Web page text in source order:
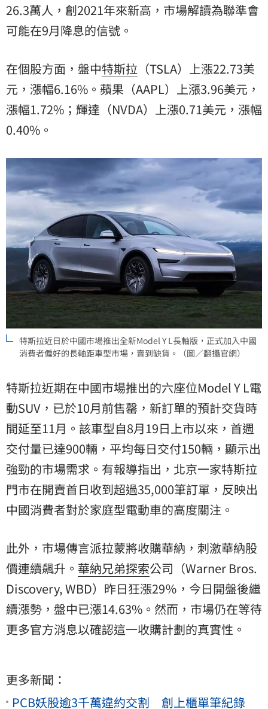
26.3萬人，創2021年來新高，市場解讀為聯準會
可能在9月降息的信號。
在個股方面，盤中特斯拉 （TSLA）上漲22.73美
元，漲幅6.16%。蘋果（AAPL）上漲3.96美元，
漲幅1.72%；輝達（NVDA）上漲0.71美元，漲幅
0.40%。
特斯拉近日於中國市場推出全新Model Y L長軸版，正式加入中國
消費者偏好的長軸距車型市場，賣到缺貨。（圖／翻攝官網）
特斯拉近期在中國市場推出的六座位Model Y L電
動SUV，已於10月前售罄，新訂單的預計交貨時
間延至11月。該車型自8月19日上市以來，首週
交付量已達900輛，平均每日交付150輛，顯示出
強勁的市場需求。有報導指出，北京一家特斯拉
門市在開賣首日收到超過35,000筆訂單，反映出
中國消費者對於家庭型電動車的高度關注。
此外，市場傳言派拉蒙將收購華納，刺激華納股
價連續飆升。 華納兄弟探索公司（Warner Bros.
Discovery, WBD）昨日狂漲29％，今日開盤後繼
續漲勢，盤中已漲14.63%。然而，市場仍在等待
更多官方消息以確認這一收購計劃的真實性。
更多新聞：
PCB妖股逾3千萬違約交割 創上櫃單筆紀錄